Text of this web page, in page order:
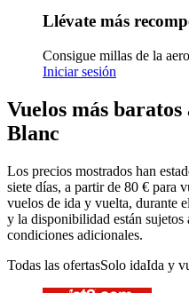
Llévate más
Consigue millas de la
Iniciar sesión
Vuelos más
Blanc
Los precios mostrados han
siete días, a partir de 80 € para
vuelos de ida y vuelta, durante
y la disponibilidad están sujetos
condiciones adicionales.
Todas las ofertasSolo idaIda y